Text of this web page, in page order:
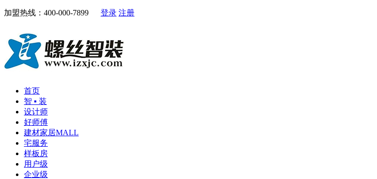
加盟热线：400-000-7899 登录 注册
首页
智 ▪ 装
设计师
好师傅
建材家居MALL
宅服务
样板房
用户级
企业级